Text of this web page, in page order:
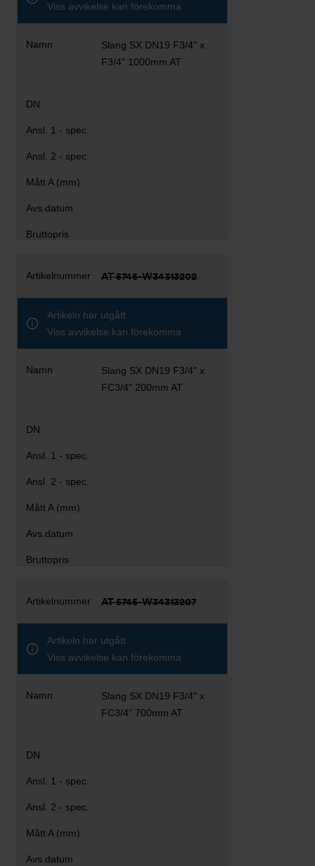
Viss avvikelse kan förekomma
Slang SX DN19 F3/4" x
F3/4" 1000mm AT
AT 5745-W34313202
Artikeln har utgått
Viss avvikelse kan förekomma
Slang SX DN19 F3/4" x
FC3/4" 200mm AT
AT 5745-W34313207
Artikeln har utgått
Viss avvikelse kan förekomma
Slang SX DN19 F3/4" x
FC3/4" 700mm AT